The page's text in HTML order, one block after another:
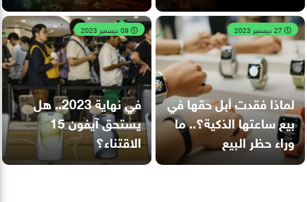
لماذا فقدت أبل حقها في
بيع ساعتها الذكية؟.. ما
وراء حظر البيع
في نهاية 2023.. هل
يستحق آيفون 15
الاقتناء؟